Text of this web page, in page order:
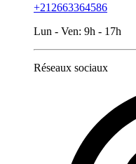
+212663364586
Lun - Ven: 9h - 17h
Réseaux sociaux